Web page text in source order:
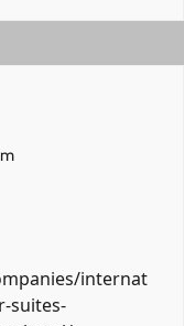
internat
suites-